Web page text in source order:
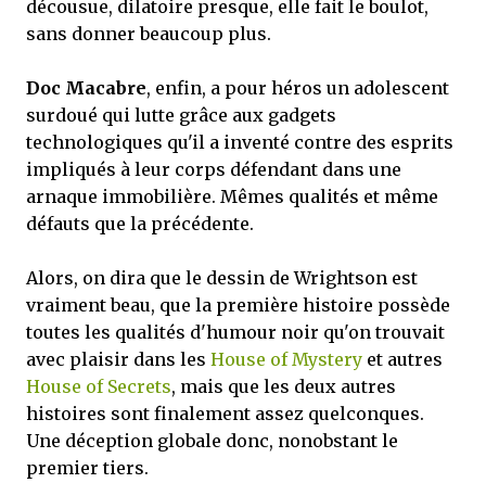
décousue, dilatoire presque, elle fait le boulot,
sans donner beaucoup plus.
Doc Macabre, enfin, a pour héros un adolescent
surdoué qui lutte grâce aux gadgets
technologiques qu'il a inventé contre des esprits
impliqués à leur corps défendant dans une
arnaque immobilière. Mêmes qualités et même
défauts que la précédente.
Alors, on dira que le dessin de Wrightson est
vraiment beau, que la première histoire possède
toutes les qualités d'humour noir qu'on trouvait
avec plaisir dans les House of Mystery et autres
House of Secrets, mais que les deux autres
histoires sont finalement assez quelconques.
Une déception globale donc, nonobstant le
premier tiers.